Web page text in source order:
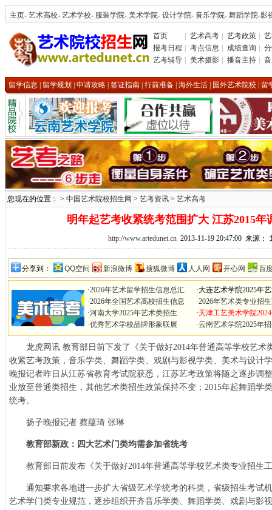
主页- 艺术高校- 艺术学校- 服装学院- 美术学院- 设计学院- 音乐学院- 舞蹈学院-影
首页 艺术高考 艺考政策
报考日程
考点信息 成绩查询
艺考辅导
美术摄影 播音主持
留学信息 留学规划 申请攻略 签证指南 行前准备 海外生活 国外艺术院校 留
您现在的位置： > 中国艺术院校招生网 > 艺考资讯 > 艺术高考
明年起艺考收紧统考范围扩大 江苏2015年
http://www.artedunet.cn2013-11-19 20:47:00 来源：
分享到： QQ空间 新浪微博 搜狐微博 人人网 开心网 百
·2026年艺术留学招生信息总汇
·2026年全国艺术高校招生信息
·河南大学2025年艺术类招生
·优秀艺术学校品牌形象联展
·大连艺术学院2025年
·2026年艺术类专业招
·天津工艺美术学院
·云南艺术学院2025年
龙虎网讯 教育部日前下发了《关于做好2014年普通高等学校艺术
收紧艺考政策，音乐学类、舞蹈学类、戏剧与影视学类、美术与设计
晚报记者昨日从江苏省教育考试院获悉，江苏艺考政策将随之逐步调
业放至普通类招生，其他艺术类招生政策保持不变；2015年起舞蹈学
统考。
扬子晚报记者 蔡蕴琦 张琳
教育部新政：四大艺术门类均需参加省统考
教育部日前发布《关于做好2014年普通高等学校艺术类专业招生
通知要求各地进一步扩大省级艺术学统考的科类，省级招生考试
艺术学门类专业规范，逐步组织开齐音乐学类、舞蹈学类、戏剧与影